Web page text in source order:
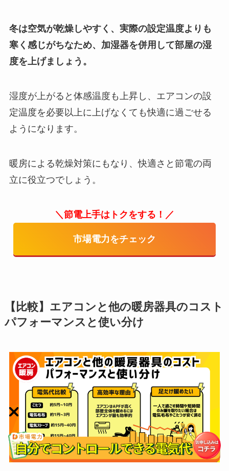
冬は空気が乾燥しやすく、実際の設定温度よりも
寒く感じがちなため、加湿器を併用して部屋の湿
度を上げましょう。
湿度が上がると体感温度も上昇し、エアコンの設
定温度を必要以上に上げなくても快適に過ごせる
ようになります。
暖房による乾燥対策にもなり、快適さと節電の両
立に役立つでしょう。
＼節電上手はトクをする！／
市場電力をチェック
【比較】エアコンと他の暖房器具のコスト
パフォーマンスと使い分け